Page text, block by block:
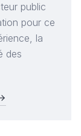
public
pour ce
la
des